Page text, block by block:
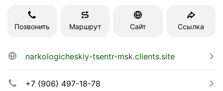
Позвонить Маршрут Сайт Ссылка
narkologicheskiy-tsentr-msk.clients.site
+7 (906) 497-18-78